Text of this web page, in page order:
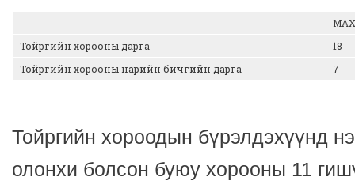
Тойргийн хорооны дарга
18
Тойргийн хорооны нарийн бичгийн дарга
7
Тойргийн хороодын бүрэлдэхүүнд
олонхи болсон буюу хорооны 11